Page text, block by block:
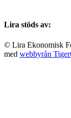
Lira stöds av:
© Lira Ekonomisk
med webbyrån